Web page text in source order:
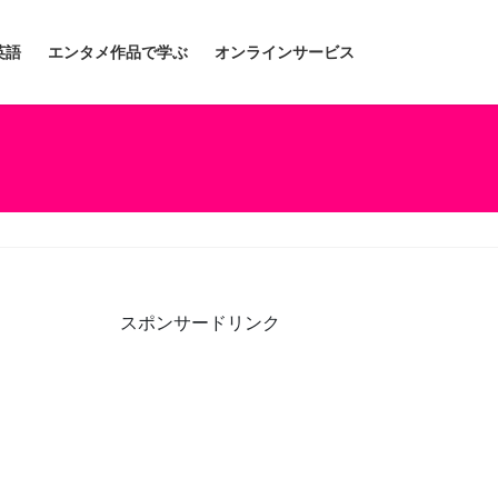
語 エンタメ作品で学ぶ オンラインサービス
スポンサードリンク